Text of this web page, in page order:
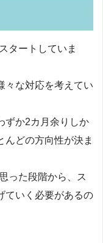
タートしていま
々な対応を考えてい
ずか2カ月余りしか
んどの方向性が決ま
った段階から、ス
ていく必要があるの